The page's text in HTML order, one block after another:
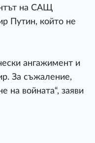
на САЩ
Путин, който не
ангажимент и
За съжаление,
на войната“, заяви